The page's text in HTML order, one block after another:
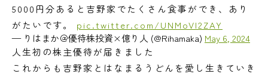
5000円分あると吉野家でたくさん食事ができ、あり
がたいです。 pic.twitter.com/UNMoVl2ZAY
— りはまか＠優待株投資×億り人 (@Rihamaka) May 6, 2024
人生初の株主優待が届きました
これからも吉野家とはなまるうどんを愛し生きていき